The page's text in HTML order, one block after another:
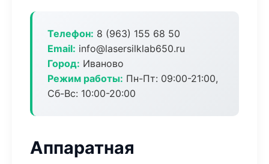
Телефон: 8 (963) 155 68 50
Email: info@lasersilklab650.ru
Город: Иваново
Режим работы: Пн-Пт: 09:00-21:00,
Сб-Вс: 10:00-20:00
Аппаратная